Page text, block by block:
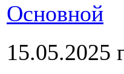
Основной
15.05.2025